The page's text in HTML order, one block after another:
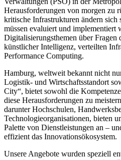
Herausforderungen von morgen zu
kritische Infrastrukturen ändern sich
müssen evaluiert und implementiert
Digitalisierungsthemen über Fragen
künstlicher Intelligenz, verteilten
Performance Computing.
Hamburg, weltweit bekannt nicht
Logistik- und Wirtschaftsstandort
City“, bietet sowohl die
diese Herausforderungen zu
darunter Hochschulen,
Technologieorganisationen, bieten
Palette von Dienstleistungen an –
effizient das Innovationsökosystem.
Unsere Angebote wurden speziell